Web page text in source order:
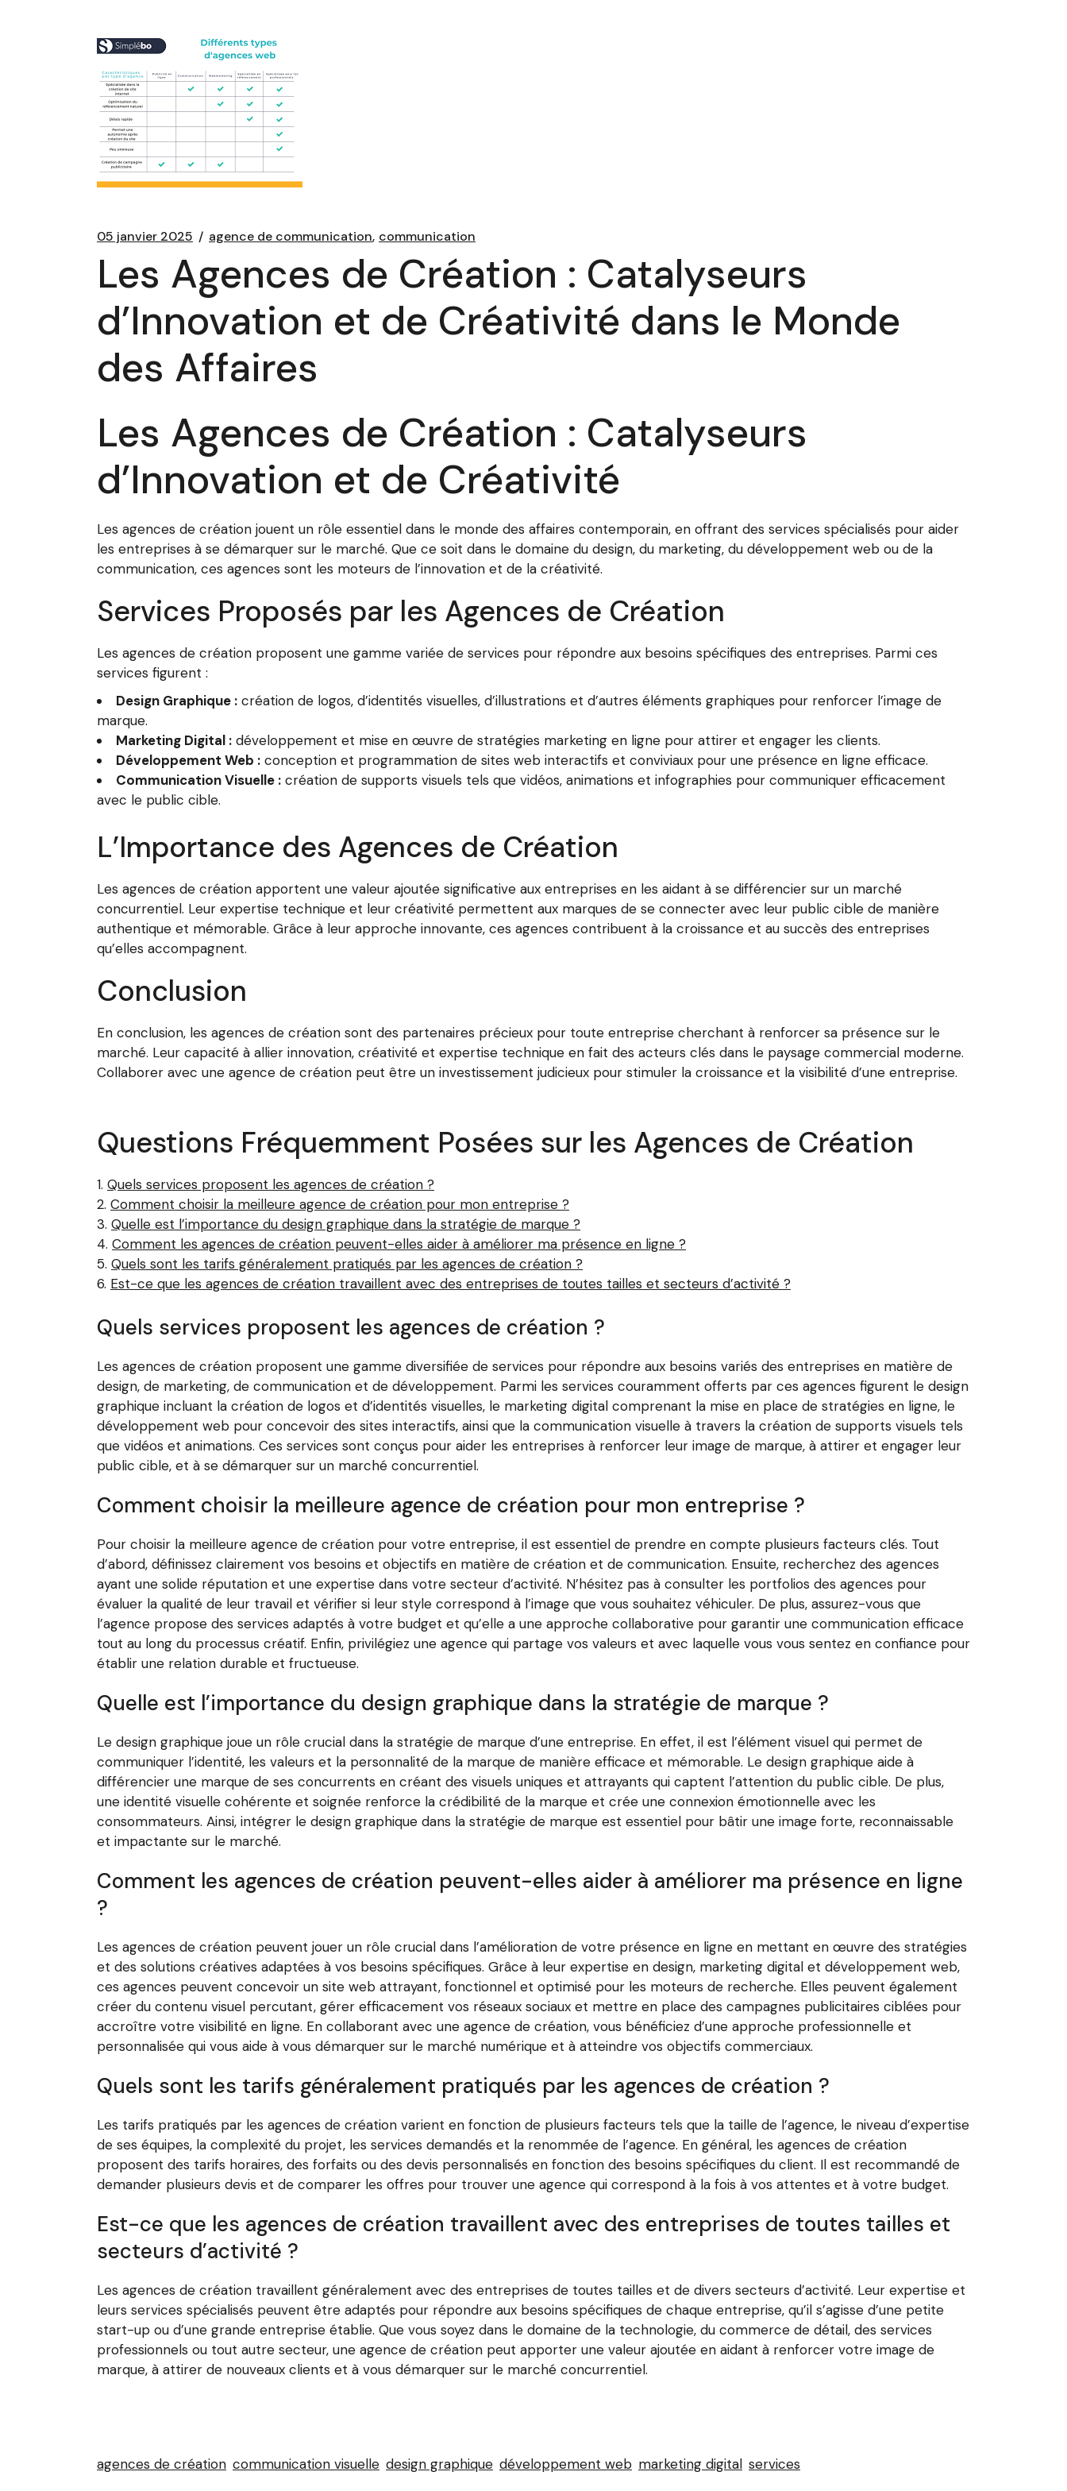
05 janvier 2025 agence de communication communication
Les Agences de Création : Catalyseurs
d’Innovation et de Créativité dans le Monde
des Affaires
Les Agences de Création : Catalyseurs
d’Innovation et de Créativité
Les agences de création jouent un rôle essentiel dans le monde des affaires contemporain, en offrant des services spécialisés pour aider
les entreprises à se démarquer sur le marché. Que ce soit dans le domaine du design, du marketing, du développement web ou de la
communication, ces agences sont les moteurs de l’innovation et de la créativité.
Services Proposés par les Agences de Création
Les agences de création proposent une gamme variée de services pour répondre aux besoins spécifiques des entreprises. Parmi ces
services figurent :
Design Graphique : création de logos, d’identités visuelles, d’illustrations et d’autres éléments graphiques pour renforcer l’image de
marque.
Marketing Digital : développement et mise en œuvre de stratégies marketing en ligne pour attirer et engager les clients.
Développement Web : conception et programmation de sites web interactifs et conviviaux pour une présence en ligne efficace.
Communication Visuelle : création de supports visuels tels que vidéos, animations et infographies pour communiquer efficacement
avec le public cible.
L’Importance des Agences de Création
Les agences de création apportent une valeur ajoutée significative aux entreprises en les aidant à se différencier sur un marché
concurrentiel. Leur expertise technique et leur créativité permettent aux marques de se connecter avec leur public cible de manière
authentique et mémorable. Grâce à leur approche innovante, ces agences contribuent à la croissance et au succès des entreprises
qu’elles accompagnent.
Conclusion
En conclusion, les agences de création sont des partenaires précieux pour toute entreprise cherchant à renforcer sa présence sur le
marché. Leur capacité à allier innovation, créativité et expertise technique en fait des acteurs clés dans le paysage commercial moderne.
Collaborer avec une agence de création peut être un investissement judicieux pour stimuler la croissance et la visibilité d’une entreprise.
Questions Fréquemment Posées sur les Agences de Création
Quels services proposent les agences de création ?
Comment choisir la meilleure agence de création pour mon entreprise ?
Quelle est l’importance du design graphique dans la stratégie de marque ?
Comment les agences de création peuvent-elles aider à améliorer ma présence en ligne ?
Quels sont les tarifs généralement pratiqués par les agences de création ?
Est-ce que les agences de création travaillent avec des entreprises de toutes tailles et secteurs d’activité ?
Quels services proposent les agences de création ?
Les agences de création proposent une gamme diversifiée de services pour répondre aux besoins variés des entreprises en matière de
design, de marketing, de communication et de développement. Parmi les services couramment offerts par ces agences figurent le design
graphique incluant la création de logos et d’identités visuelles, le marketing digital comprenant la mise en place de stratégies en ligne, le
développement web pour concevoir des sites interactifs, ainsi que la communication visuelle à travers la création de supports visuels tels
que vidéos et animations. Ces services sont conçus pour aider les entreprises à renforcer leur image de marque, à attirer et engager leur
public cible, et à se démarquer sur un marché concurrentiel.
Comment choisir la meilleure agence de création pour mon entreprise ?
Pour choisir la meilleure agence de création pour votre entreprise, il est essentiel de prendre en compte plusieurs facteurs clés. Tout
d’abord, définissez clairement vos besoins et objectifs en matière de création et de communication. Ensuite, recherchez des agences
ayant une solide réputation et une expertise dans votre secteur d’activité. N’hésitez pas à consulter les portfolios des agences pour
évaluer la qualité de leur travail et vérifier si leur style correspond à l’image que vous souhaitez véhiculer. De plus, assurez-vous que
l’agence propose des services adaptés à votre budget et qu’elle a une approche collaborative pour garantir une communication efficace
tout au long du processus créatif. Enfin, privilégiez une agence qui partage vos valeurs et avec laquelle vous vous sentez en confiance pour
établir une relation durable et fructueuse.
Quelle est l’importance du design graphique dans la stratégie de marque ?
Le design graphique joue un rôle crucial dans la stratégie de marque d’une entreprise. En effet, il est l’élément visuel qui permet de
communiquer l’identité, les valeurs et la personnalité de la marque de manière efficace et mémorable. Le design graphique aide à
différencier une marque de ses concurrents en créant des visuels uniques et attrayants qui captent l’attention du public cible. De plus,
une identité visuelle cohérente et soignée renforce la crédibilité de la marque et crée une connexion émotionnelle avec les
consommateurs. Ainsi, intégrer le design graphique dans la stratégie de marque est essentiel pour bâtir une image forte, reconnaissable
et impactante sur le marché.
Comment les agences de création peuvent-elles aider à améliorer ma présence en ligne
?
Les agences de création peuvent jouer un rôle crucial dans l’amélioration de votre présence en ligne en mettant en œuvre des stratégies
et des solutions créatives adaptées à vos besoins spécifiques. Grâce à leur expertise en design, marketing digital et développement web,
ces agences peuvent concevoir un site web attrayant, fonctionnel et optimisé pour les moteurs de recherche. Elles peuvent également
créer du contenu visuel percutant, gérer efficacement vos réseaux sociaux et mettre en place des campagnes publicitaires ciblées pour
accroître votre visibilité en ligne. En collaborant avec une agence de création, vous bénéficiez d’une approche professionnelle et
personnalisée qui vous aide à vous démarquer sur le marché numérique et à atteindre vos objectifs commerciaux.
Quels sont les tarifs généralement pratiqués par les agences de création ?
Les tarifs pratiqués par les agences de création varient en fonction de plusieurs facteurs tels que la taille de l’agence, le niveau d’expertise
de ses équipes, la complexité du projet, les services demandés et la renommée de l’agence. En général, les agences de création
proposent des tarifs horaires, des forfaits ou des devis personnalisés en fonction des besoins spécifiques du client. Il est recommandé de
demander plusieurs devis et de comparer les offres pour trouver une agence qui correspond à la fois à vos attentes et à votre budget.
Est-ce que les agences de création travaillent avec des entreprises de toutes tailles et
secteurs d’activité ?
Les agences de création travaillent généralement avec des entreprises de toutes tailles et de divers secteurs d’activité. Leur expertise et
leurs services spécialisés peuvent être adaptés pour répondre aux besoins spécifiques de chaque entreprise, qu’il s’agisse d’une petite
start-up ou d’une grande entreprise établie. Que vous soyez dans le domaine de la technologie, du commerce de détail, des services
professionnels ou tout autre secteur, une agence de création peut apporter une valeur ajoutée en aidant à renforcer votre image de
marque, à attirer de nouveaux clients et à vous démarquer sur le marché concurrentiel.
agences de création communication visuelle design graphique développement web marketing digital services